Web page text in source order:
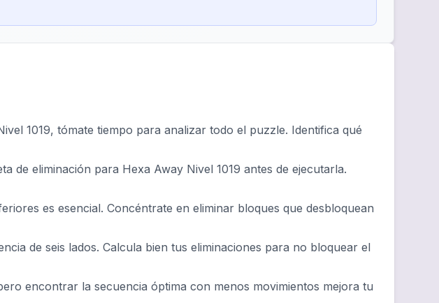
1019, tómate tiempo para analizar todo el puzzle. Identifica qué
de eliminación para Hexa Away Nivel 1019 antes de ejecutarla.
es esencial. Concéntrate en eliminar bloques que desbloquean
de seis lados. Calcula bien tus eliminaciones para no bloquear el
encontrar la secuencia óptima con menos movimientos mejora tu